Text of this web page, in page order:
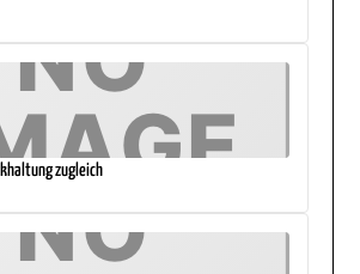
zugleich